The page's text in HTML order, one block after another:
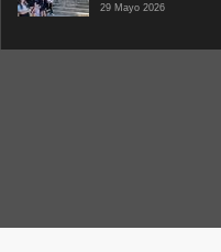
29 Mayo 2026